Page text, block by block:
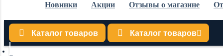
Новинки Акции Отзывы о магазине
Каталог товаров Каталог товаров